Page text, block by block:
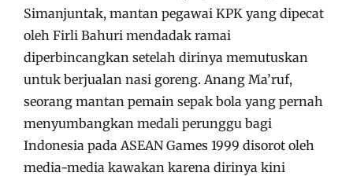
Simanjuntak, mantan pegawai KPK yang dipecat
oleh Firli Bahuri mendadak ramai
diperbincangkan setelah dirinya memutuskan
untuk berjualan nasi goreng. Anang Ma’ruf,
seorang mantan pemain sepak bola yang pernah
menyumbangkan medali perunggu bagi
Indonesia pada ASEAN Games 1999 disorot oleh
media-media kawakan karena dirinya kini